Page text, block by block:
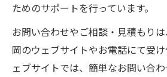
ためのサポートを行っています。
お問い合わせやご相談・見積もり
岡のウェブサイトやお電話にて受
ェブサイトでは、簡単なお問い合